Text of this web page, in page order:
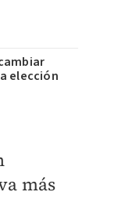
elección
más